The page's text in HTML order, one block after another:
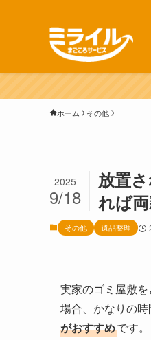
ホーム その他
放置
れば
2025
9/18
その他 遺品整理
実家のゴミ屋敷
場合、かなりの時
がおすすめです。